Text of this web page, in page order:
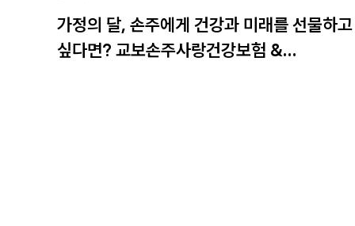
가정의 달, 손주에게 건강과 미래를 선물하고
싶다면? 교보손주사랑건강보험 &